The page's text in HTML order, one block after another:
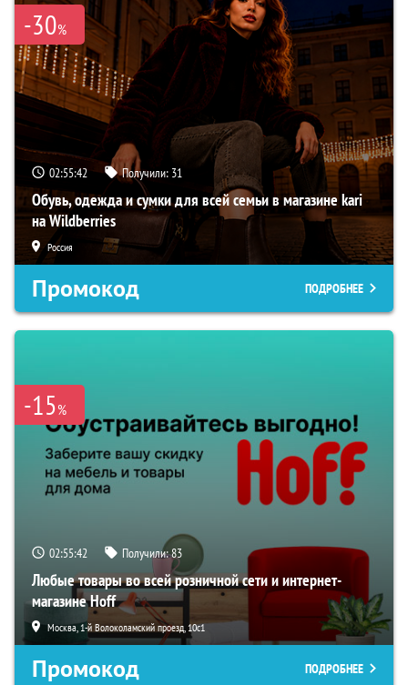
-30%
02:55:40 Получили: 31
Обувь, одежда и сумки для всей семьи в магазине kari
на Wildberries
Россия
Промокод ПОДРОБНЕЕ
-15%
02:55:40 Получили:83
Любые товары во всей розничной сети и интернет-
магазине Hoff
Москва, 1-й Волоколамский проезд, 10с1
Промокод ПОДРОБНЕЕ